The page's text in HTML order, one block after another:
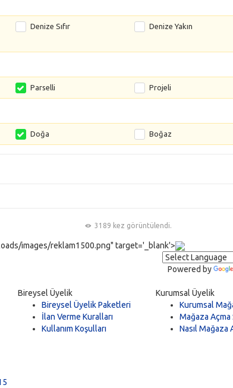
Denize Sıfır Denize Yakın
Parselli Projeli
Doğa Boğaz
3189 kez görüntülendi.
images/reklam1500.png" target='_blank'>
Powered by
Bireysel Üyelik
Bireysel Üyelik Paketleri
İlan Verme Kuralları
Kullanım Koşulları
Kurumsal Üyelik
Kurumsal
Mağaza Açma
Nasıl Mağaza